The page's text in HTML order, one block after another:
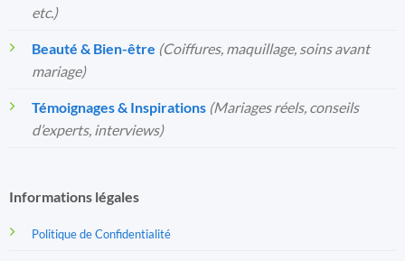
etc.)
Beauté & Bien-être (Coiffures, maquillage, soins avant
mariage)
Témoignages & Inspirations (Mariages réels, conseils
d’experts, interviews)
Informations légales
Politique de Confidentialité